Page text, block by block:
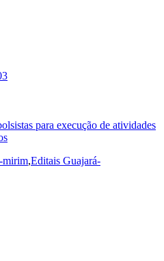
para execução de atividades
mirim,Editais Guajará-